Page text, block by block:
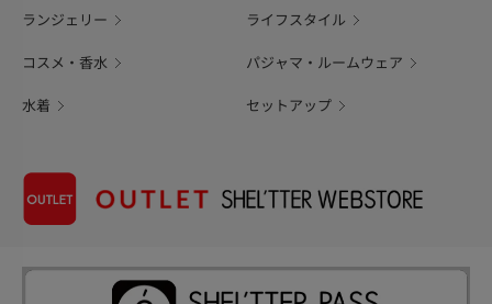
ランジェリー ライフスタイル
コスメ・香水 パジャマ・ルームウェア
水着 セットアップ